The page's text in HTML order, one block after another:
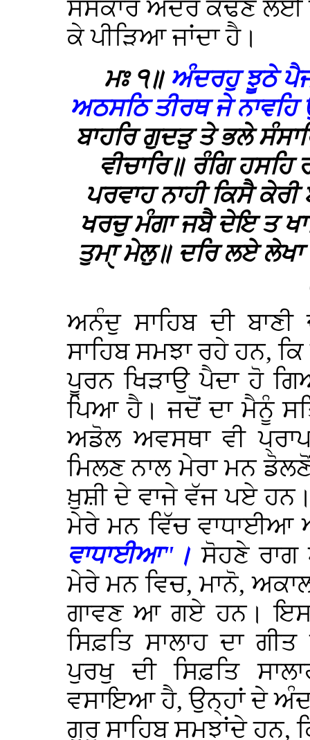
ਸੰਸਕਾਰ ਅੰਦਰੋਂ ਕੱਢਣ ਲਈ
ਕੇ ਪੀੜਿਆ ਜਾਂਦਾ ਹੈ।
ਮਃ ੧॥ ਅੰਦਰਹੁ ਝੂਠੇ
ਅਠਸਠਿ ਤੀਰਥ ਜੇ ਨਾਵਹਿ
ਬਾਹਰਿ ਗੁਦੜੁ ਤੇ ਭਲੇ
ਵੀਚਾਰਿ॥ ਰੰਗਿ ਹਸਹਿ
ਪਰਵਾਹ ਨਾਹੀ ਕਿਸੈ
ਖਰਚੁ ਮੰਗਾ ਜਬੈ ਦੇਇ ਤ
ਤੁਮਾੑ ਮੇਲੁ॥ ਦਰਿ ਲਏ ਲੇਖਾ
ਅਨੰਦੁ ਸਾਹਿਬ ਦੀ
ਸਾਹਿਬ ਸਮਝਾ ਰਹੇ ਹਨ,
ਪੂਰਨ ਖਿੜਾਉ ਪੈਦਾ ਹੋ
ਪਿਆ ਹੈ। ਜਦੋਂ ਦਾ ਮੈਨੂੰ
ਅਡੋਲ ਅਵਸਥਾ ਵੀ
ਮਿਲਣ ਨਾਲ ਮੇਰਾ ਮਨ
ਖ਼ੁਸ਼ੀ ਦੇ ਵਾਜੇ ਵੱਜ ਪਏ
ਮੇਰੇ ਮਨ ਵਿੱਚ
ਵਾਧਾਈਆ"।ਸੋਹਣੇ
ਮੇਰੇ ਮਨ ਵਿਚ, ਮਾਨੋ,
ਗਾਵਣ ਆ ਗਏ ਹਨ। ਇਸ
ਸਿਫ਼ਤਿ ਸਾਲਾਹ ਦਾ
ਪੁਰਖੁ ਦੀ ਸਿਫ਼ਤਿ
ਵਸਾਇਆ ਹੈ, ਉਨ੍ਹਾਂ ਦੇ
ਗੁਰੂ ਸਾਹਿਬ ਸਮਝਾਂਦੇ